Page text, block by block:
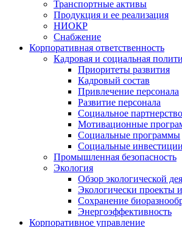
Транспортные активы
Продукция и ее реализация
НИОКР
Снабжение
Корпоративная ответственность
Кадровая и социальная
Приоритеты развития
Кадровый состав
Привлечение персонала
Развитие персонала
Социальное партнерство
Мотивационные
Социальные программы
Социальные инвестиции
Промышленная безопасность
Экология
Обзор экологической
Экологически проекты
Сохранение
Энергоэффективность
Корпоративное управление